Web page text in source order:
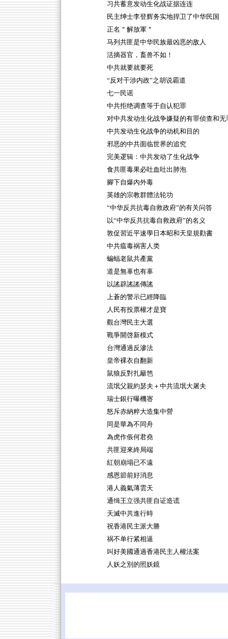
习共蓄意发动生化战证据连连
民主绅士李登辉务实地捍卫了中华民国
正名＂解放軍＂
马列共匪是中华民族最凶恶的敌人
活摘器官，畜兽不如！
中共就要就要死
“反对干涉内政”之胡说霸道
七一民谣
中共拒绝调查等于自认犯罪
对中共发动生化战争嫌疑的有罪侦查和无
中共发动生化战争的动机和目的
邪恶的中共面临世界的追究
完美逻辑：中共发动了生化战争
食共匪毒果必吐血吐出肺泡
腳下自爆內外毒
英雄的宗教群體法轮功
“中华反共抗毒自救政府”的有关问答
以“中华反共抗毒自救政府”的名义
敦促習近平速學日本昭和天皇規勸書
中共瘟毒祸害人类
蝙蝠老鼠共產黨
道是無辜也有辜
以謠辟謠謠傳謠
上蒼的警示已經降臨
人民有投票權才是寶
觀台灣民主大選
戰爭開啓新模式
台灣通過反滲法
皇帝裸衣自翻新
鼠狼反對扎籬笆
流氓父親約瑟夫＋中共流氓大屠夫
瑞士銀行曝機宻
怒斥赤納粹大造集中營
同是華為不同舟
為虎作倀何君堯
共匪迎來終局端
紅朝崩塌已不遠
感恩節前好消息
港人義氣薄雲天
通缉王立强共匪自证造谎
天滅中共進行時
祝香港民主派大勝
祸不单行紧相逼
叫好美國通過香港民主人權法案
人妖之別的照妖鏡